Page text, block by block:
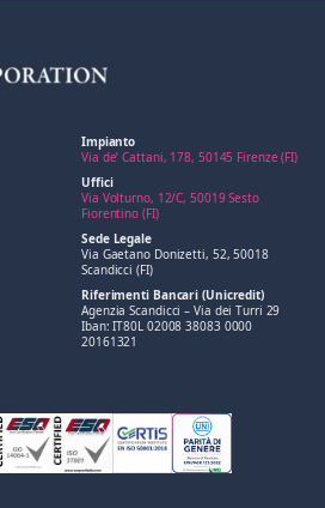
Impianto
Via de’ Cattani, 178, 50145 Firenze (FI)
Uffici
Via Volturno, 12/C, 50019 Sesto
Fiorentino (FI)
Sede Legale
Via Gaetano Donizetti, 52, 50018
Scandicci (FI)
Riferimenti Bancari (Unicredit)
Agenzia Scandicci – Via dei Turri 29
Iban: IT80L 02008 38083 0000
20161321